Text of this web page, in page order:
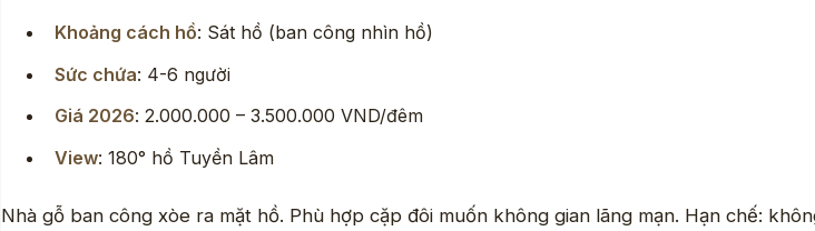
Khoảng cách hồ: Sát hồ (ban công nhìn hồ)
Sức chứa: 4-6 người
Giá 2026: 2.000.000 – 3.500.000 VND/đêm
View: 180° hồ Tuyền Lâm
Nhà gỗ ban công xòe ra mặt hồ. Phù hợp cặp đôi muốn không gian lãng mạn. Hạn chế: